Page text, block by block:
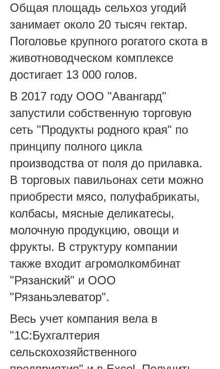
Общая площадь сельхоз угодий
занимает около 20 тысяч гектар.
Поголовье крупного рогатого скота в
животноводческом комплексе
достигает 13 000 голов.
В 2017 году ООО "Авангард"
запустили собственную торговую
сеть "Продукты родного края" по
принципу полного цикла
производства от поля до прилавка.
В торговых павильонах сети можно
приобрести мясо, полуфабрикаты,
колбасы, мясные деликатесы,
молочную продукцию, овощи и
фрукты. В структуру компании
также входит агромолкомбинат
"Рязанский" и ООО
"Рязаньэлеватор".
Весь учет компания вела в
"1С:Бухгалтерия
сельскохозяйственного